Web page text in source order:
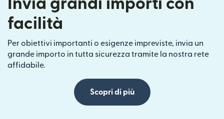
Invia grandi importi con
facilità
Per obiettivi importanti o esigenze impreviste, invia un
grande importo in tutta sicurezza tramite la nostra rete
affidabile.
Scopri di più